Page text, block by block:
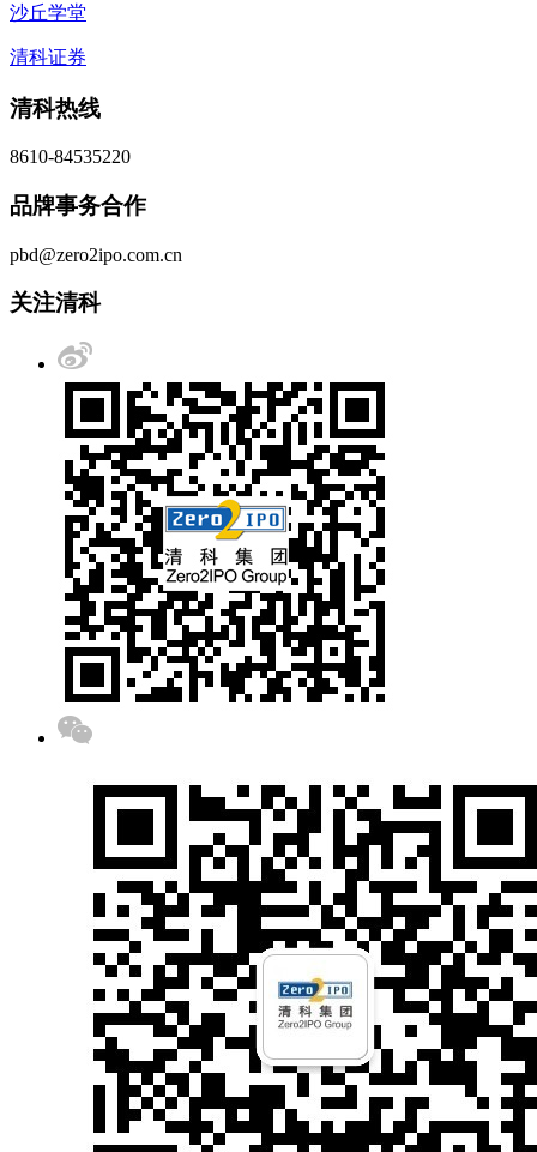
沙丘学堂
清科证券
清科热线
8610-84535220
品牌事务合作
pbd@zero2ipo.com.cn
关注清科